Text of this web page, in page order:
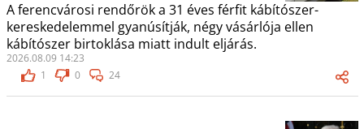
A ferencvárosi rendőrök a 31 éves férfit kábítószer-
kereskedelemmel gyanúsítják, négy vásárlója ellen
kábítószer birtoklása miatt indult eljárás.
2026.08.09 14:23
1
0 24